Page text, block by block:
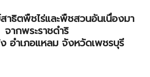
าธิตพืชไร่และพืชสวนอันเนื่องมา
จากพระราชดำริ
อำเภอแหลม จังหวัดเพชรบุรี